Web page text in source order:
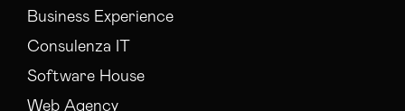
Business Experience
Consulenza IT
Software House
Web Agency